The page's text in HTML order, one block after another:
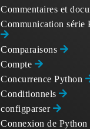
Commentaires et
Communication série
Comparaisons
Compte
Concurrence Python
Conditionnels
configparser
Connexion de